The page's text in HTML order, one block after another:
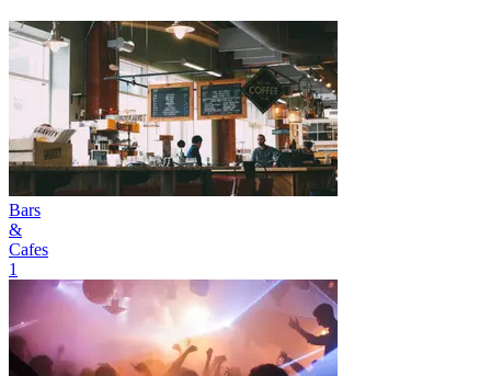
Bars
&
Cafes
1